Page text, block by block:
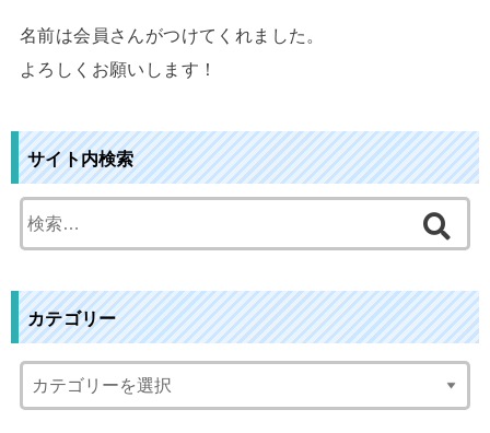
名前は会員さんがつけてくれました。
よろしくお願いします！
サイト内検索
索
カテゴリー